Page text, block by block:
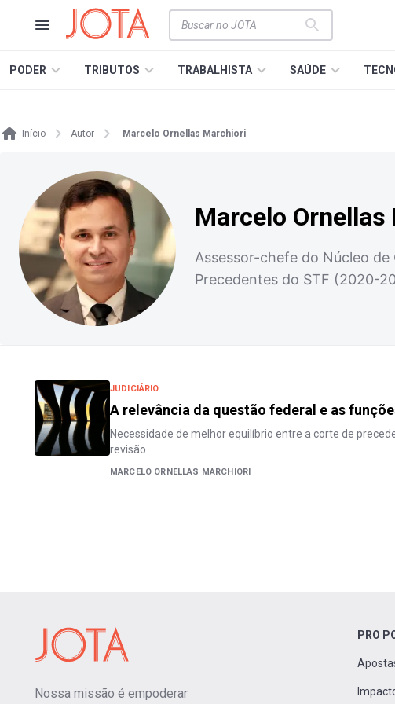
PODER TRIBUTOS TRABALHISTA SAÚDE
Início Autor Marcelo Ornellas Marchiori
Marcelo
Assessor-chefe do Núcleo de
Precedentes do STF (2020-
JUDICIÁRIO
A relevância da questão federal e as
Necessidade de melhor equilíbrio entre a corte de
revisão
MARCELO ORNELLAS MARCHIORI
Nossa missão é empoderar
PRO